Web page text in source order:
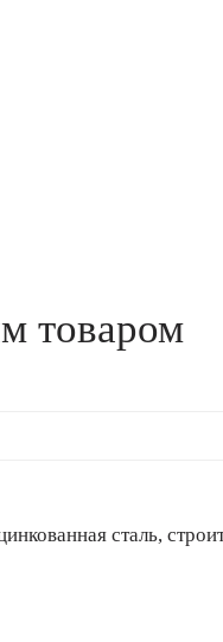
товаром
оцинкованная сталь,